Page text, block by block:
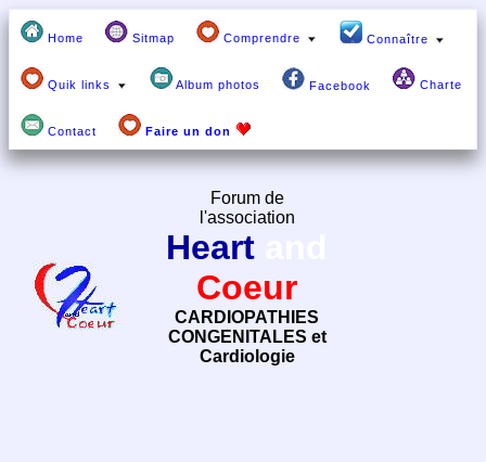
Home Sitmap Comprendre Connaître
Quik links Album photos Facebook Charte
Contact Faire un don
Forum de
l'association
Heart
Coeur
CARDIOPATHIES
CONGENITALES et
Cardiologie